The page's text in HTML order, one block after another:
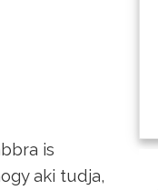
is
aki tudja,